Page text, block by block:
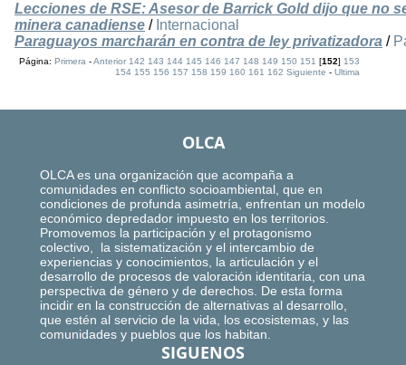
Lecciones de RSE: Asesor de Barrick Gold dijo que no
minera canadiense / Internacional
Paraguayos marcharán en contra de ley privatizadora /
Página:Primera -Anterior 142 143 144 145 146 147 148 149 150 151 [152]153
154 155 156 157 158 159 160 161 162 Siguiente -Ultima
OLCA
OLCA es una organización que acompaña a
comunidades en conflicto socioambiental, que en
condiciones de profunda asimetría, enfrentan un modelo
económico depredador impuesto en los territorios.
Promovemos la participación y el protagonismo
colectivo, la sistematización y el intercambio de
experiencias y conocimientos, la articulación y el
desarrollo de procesos de valoración identitaria, con una
perspectiva de género y de derechos. De esta forma
incidir en la construcción de alternativas al desarrollo,
que estén al servicio de la vida, los ecosistemas, y las
comunidades y pueblos que los habitan.
SIGUENOS